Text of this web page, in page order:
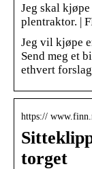
Jeg skal
plentraktor. |
Jeg vil kjøpe
Send meg et
ethvert
https://
torget